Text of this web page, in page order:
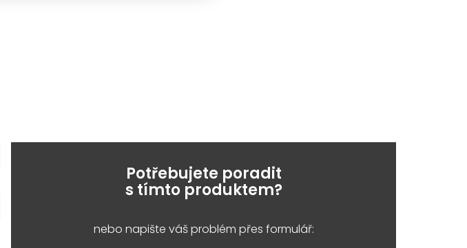
Potřebujete poradit
s tímto produktem?
nebo napište váš problém přes formulář: